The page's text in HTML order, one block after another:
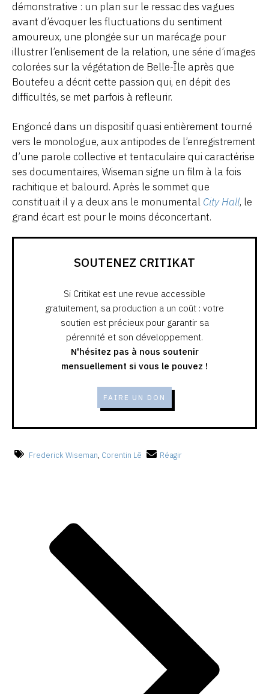
démonstrative : un plan sur le ressac des vagues
avant d’évoquer les fluctuations du sentiment
amoureux, une plongée sur un marécage pour
illustrer l’enlisement de la relation, une série d’images
colorées sur la végétation de Belle-Île après que
Boutefeu a décrit cette passion qui, en dépit des
difficultés, se met parfois à refleurir.
Engoncé dans un dispositif quasi entièrement tourné
vers le monologue, aux antipodes de l’enregistrement
d’une parole collective et tentaculaire qui caractérise
ses documentaires, Wiseman signe un film à la fois
rachitique et balourd. Après le sommet que
constituait il y a deux ans le monumental City Hall, le
grand écart est pour le moins déconcertant.
SOUTENEZ CRITIKAT
Si Critikat est une revue accessible
gratuitement, sa production a un coût : votre
soutien est précieux pour garantir sa
pérennité et son développement.
N'hésitez pas à nous soutenir
mensuellement si vous le pouvez !
FAIRE UN DON
Frederick Wiseman, Corentin Lê Réagir